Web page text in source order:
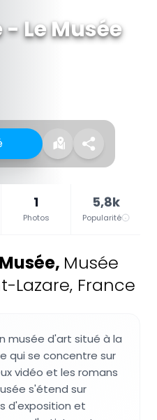
Le Musée
1
Photos
5,8k
Popularité
, Musée
Lazare, France
musée d'art situé à la
qui se concentre sur
vidéo et les romans
s'étend sur
d'exposition et